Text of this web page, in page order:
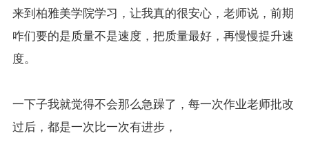
来到柏雅美学院学习，让我真的很安心，老师说，前期
咋们要的是质量不是速度，把质量最好，再慢慢提升速
度。
一下子我就觉得不会那么急躁了，每一次作业老师批改
过后，都是一次比一次有进步，